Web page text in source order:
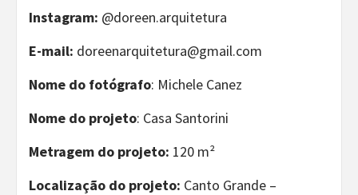
Instagram: @doreen.arquitetura
E-mail: doreenarquitetura@gmail.com
Nome do fotógrafo: Michele Canez
Nome do projeto: Casa Santorini
Metragem do projeto: 120 m²
Localização do projeto: Canto Grande –